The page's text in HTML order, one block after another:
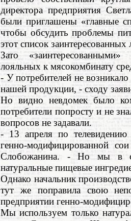
директора предприятия
были приглашены «главные
чтобы обсудить проблемы
этот список
Зато
лояльных к мясокомбинату
- У потребителей не
нашей продукции, - сходу
Но видно невдомек было
потребители попросту и не
вопросов не задавали.
- 13 апреля по
генно-модифицированной
Слобожанина. - Но мы в
натуральные пищевые
Однако начальник
тут же поправила свою
предприятии генно-
Мы используем только